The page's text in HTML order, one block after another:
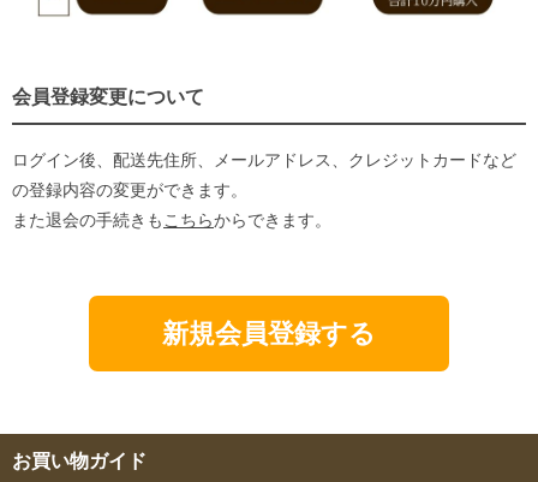
会員登録変更について
ログイン後、配送先住所、メールアドレス、クレジットカードなど
の登録内容の変更ができます。
また退会の手続きも こちらからできます。
新規会員登録する
お買い物ガイド